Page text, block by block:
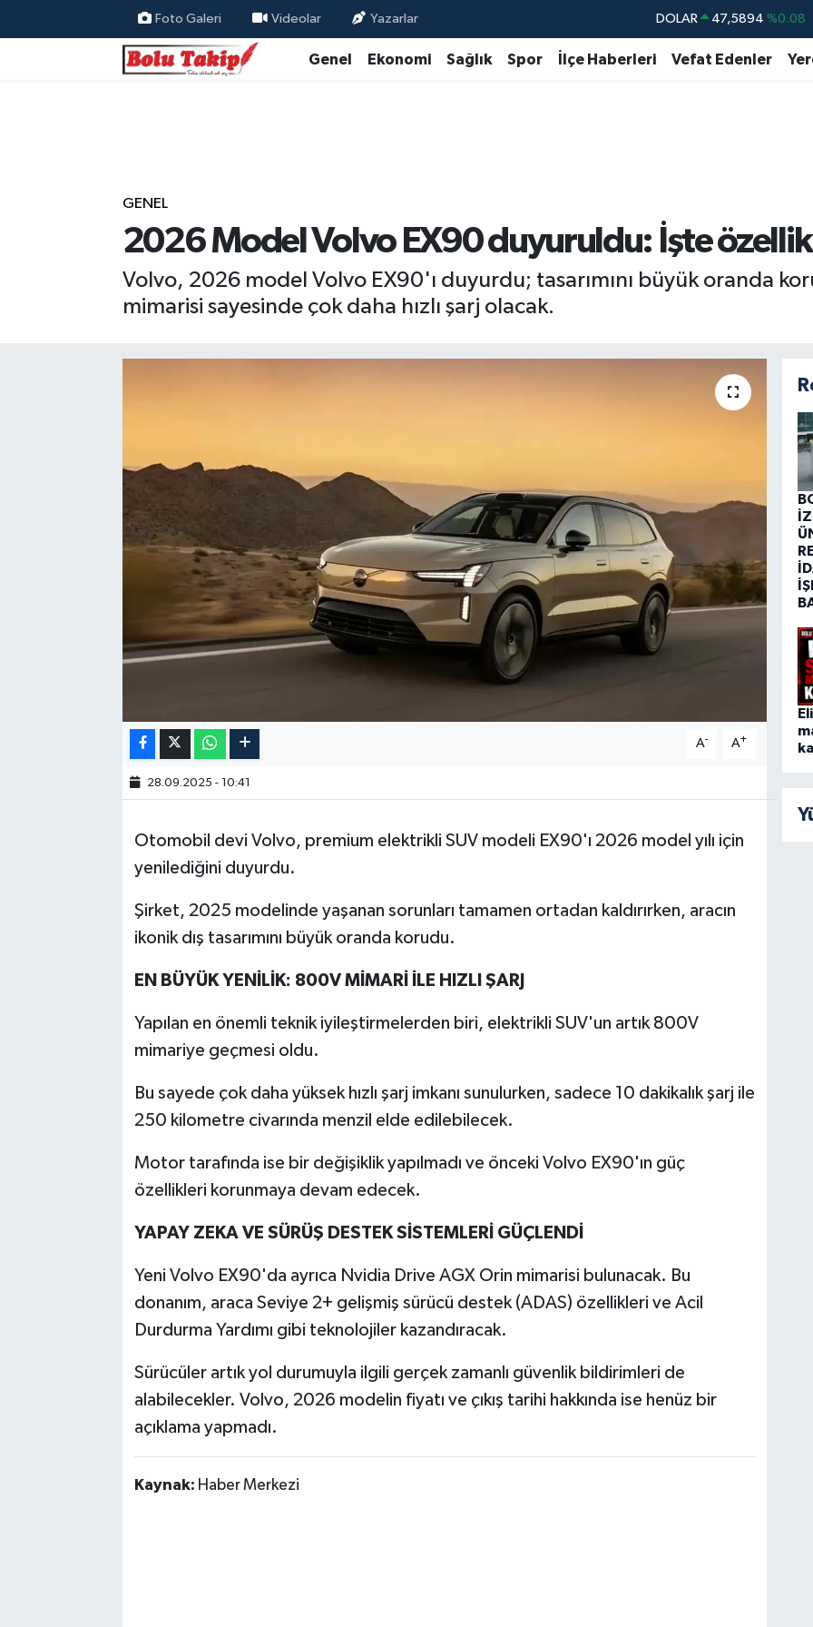
Foto Galeri Videolar Yazarlar DOLAR 47,5894 %0.08
EURO 55,0398 %-0.02
Genel Ekonomi Sağlık Spor İlçe Haberleri Vefat Edenler
GENEL
2026 Model Volvo EX90 duyuruldu: İşte
Volvo, 2026 model Volvo EX90'ı duyurdu; tasarımını büyük oranda
mimarisi sayesinde çok daha hızlı şarj olacak.
A- A+
28.09.2025 - 10:41
Otomobil devi Volvo, premium elektrikli SUV modeli EX90'ı 2026 model yılı için
yenilediğini duyurdu.
Şirket, 2025 modelinde yaşanan sorunları tamamen ortadan kaldırırken, aracın
ikonik dış tasarımını büyük oranda korudu.
EN BÜYÜK YENİLİK: 800V MİMARİ İLE HIZLI ŞARJ
Yapılan en önemli teknik iyileştirmelerden biri, elektrikli SUV'un artık 800V
mimariye geçmesi oldu.
Bu sayede çok daha yüksek hızlı şarj imkanı sunulurken, sadece 10 dakikalık şarj ile
250 kilometre civarında menzil elde edilebilecek.
Motor tarafında ise bir değişiklik yapılmadı ve önceki Volvo EX90'ın güç
özellikleri korunmaya devam edecek.
YAPAY ZEKA VE SÜRÜŞ DESTEK SİSTEMLERİ GÜÇLENDİ
Yeni Volvo EX90'da ayrıca Nvidia Drive AGX Orin mimarisi bulunacak. Bu
donanım, araca Seviye 2+ gelişmiş sürücü destek (ADAS) özellikleri ve Acil
Durdurma Yardımı gibi teknolojiler kazandıracak.
Sürücüler artık yol durumuyla ilgili gerçek zamanlı güvenlik bildirimleri de
alabilecekler. Volvo, 2026 modelin fiyatı ve çıkış tarihi hakkında ise henüz bir
açıklama yapmadı.
Kaynak: Haber Merkezi